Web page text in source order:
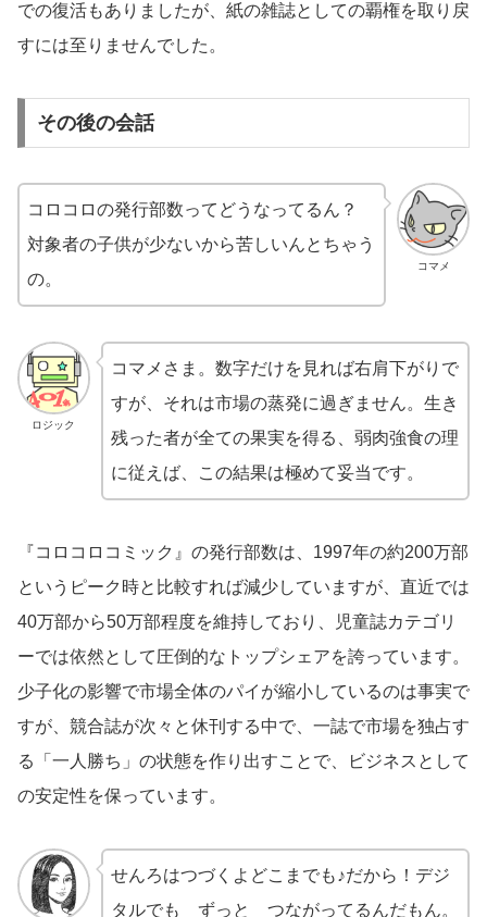
での復活もありましたが、紙の雑誌としての覇権を取り戻
すには至りませんでした。
その後の会話
コマメ
コロコロの発行部数ってどうなってるん？
対象者の子供が少ないから苦しいんとちゃう
の。
ロジック
コマメさま。数字だけを見れば右肩下がりで
すが、それは市場の蒸発に過ぎません。生き
残った者が全ての果実を得る、弱肉強食の理
に従えば、この結果は極めて妥当です。
『コロコロコミック』の発行部数は、1997年の約200万部
というピーク時と比較すれば減少していますが、直近では
40万部から50万部程度を維持しており、児童誌カテゴリ
ーでは依然として圧倒的なトップシェアを誇っています。
少子化の影響で市場全体のパイが縮小しているのは事実で
すが、競合誌が次々と休刊する中で、一誌で市場を独占す
る「一人勝ち」の状態を作り出すことで、ビジネスとして
の安定性を保っています。
せんろはつづくよどこまでも♪だから！デジ
タルでも ずっと つながってるんだもん。